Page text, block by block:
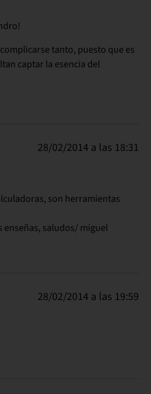
tanto, puesto que es
captar la esencia del
28/02/2014 a las 18:31
son herramientas
saludos/ miguel
28/02/2014 a las 19:59